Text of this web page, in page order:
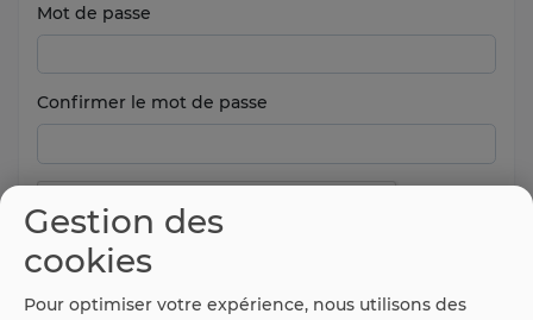
Mot de passe
Confirmer le mot de passe
Gestion des
cookies
Pour optimiser votre expérience, nous utilisons des